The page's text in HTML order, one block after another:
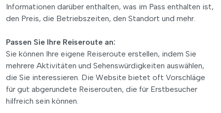
Informationen darüber enthalten, was im Pass enthalten ist,
den Preis, die Betriebszeiten, den Standort und mehr.
Passen Sie Ihre Reiseroute an:
Sie können Ihre eigene Reiseroute erstellen, indem Sie
mehrere Aktivitäten und Sehenswürdigkeiten auswählen,
die Sie interessieren. Die Website bietet oft Vorschläge
für gut abgerundete Reiserouten, die für Erstbesucher
hilfreich sein können.